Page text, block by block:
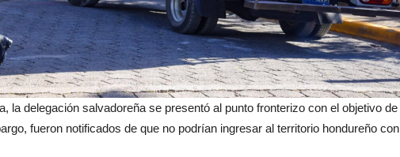
la delegación salvadoreña se presentó al punto fronterizo con el objetivo de
fueron notificados de que no podrían ingresar al territorio hondureño con